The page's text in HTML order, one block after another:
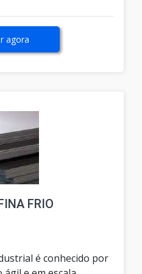
agora
FRIO
é conhecido por